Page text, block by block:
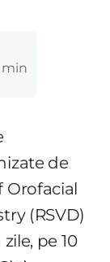
min
de
Orofacial
(RSVD)
pe 10